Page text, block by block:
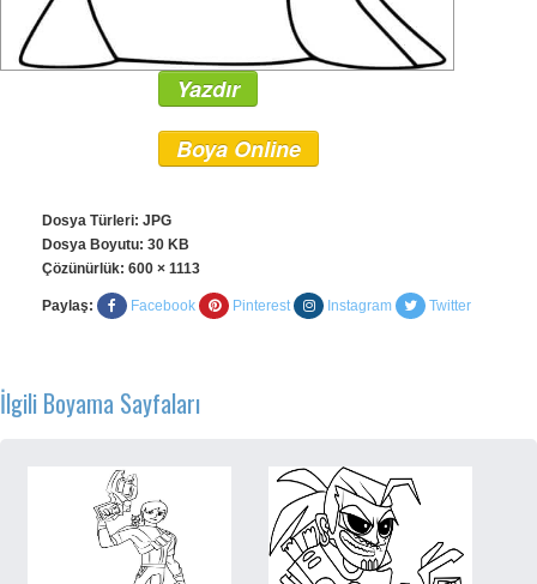
Yazdır
Boya Online
Dosya Türleri: JPG
Dosya Boyutu: 30 KB
Çözünürlük: 600 × 1113
Paylaş: Facebook Pinterest Instagram Twitter
İlgili Boyama Sayfaları